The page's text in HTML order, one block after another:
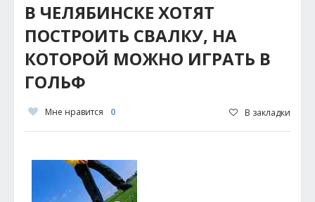
В ЧЕЛЯБИНСКЕ ХОТЯТ
ПОСТРОИТЬ СВАЛКУ, НА
КОТОРОЙ МОЖНО ИГРАТЬ В
ГОЛЬФ
Мне нравится 0 В закладки